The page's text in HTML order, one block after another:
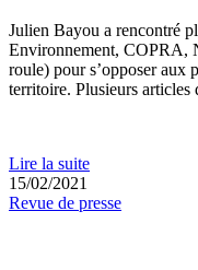
Julien Bayou a rencontré
Environnement, COPRA,
roule) pour s’opposer aux
territoire. Plusieurs articles
Lire la suite
15/02/2021
Revue de presse